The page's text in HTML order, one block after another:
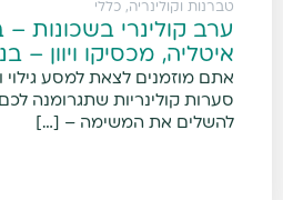
טברנות וקולינריה, כללי
ערב קולינרי בשכונות –
איטליה, מכסיקו ויוון –
אתם מוזמנים לצאת למסע
סערות קולינריות שתגרומנה
להשלים את המשימה – […]